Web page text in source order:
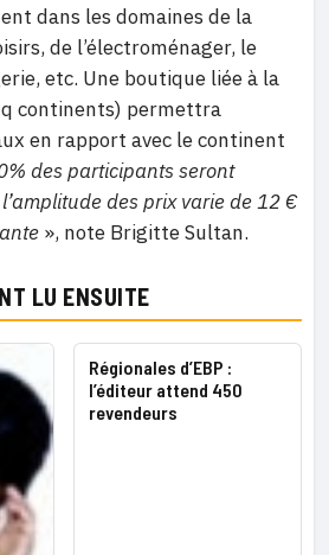
dans les domaines de la
de l’électroménager, le
etc. Une boutique liée à la
continents) permettra
en rapport avec le continent
des participants seront
des prix varie de 12 €
», note Brigitte Sultan.
LU ENSUITE
Régionales d’EBP :
l’éditeur attend 450
revendeurs